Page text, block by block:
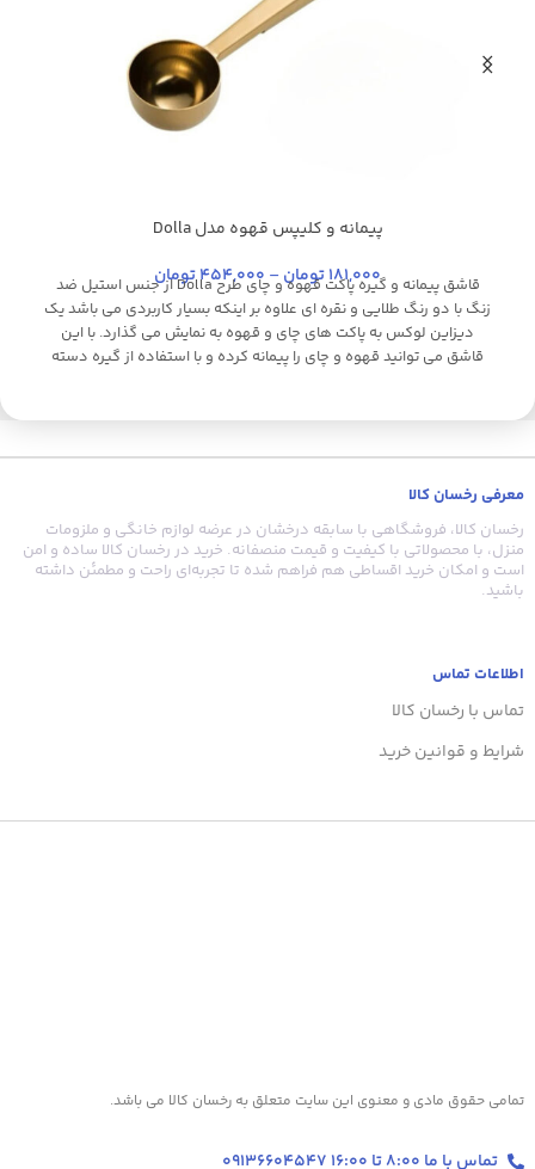
استیل طلایی طلایی براق کروم
پیمانه و کلیپس قهوه مدل Dolla
181,000تومان –
454,000تومانقاشق پیمانه و گیره پاکت قهوه و چای طرح Dolla از جنس استیل ضد
زنگ با دو رنگ طلایی و نقره ای علاوه بر اینکه بسیار کاربردی می باشد یک
دیزاین لوکس به پاکت های چای و قهوه به نمایش می گذارد. با این
قاشق می توانید قهوه و چای را پیمانه کرده و با استفاده از گیره دسته
معرفی رخسان کالا
رخسان کالا، فروشگاهی با سابقه درخشان در عرضه لوازم خانگی و ملزومات
منزل، با محصولاتی با کیفیت و قیمت منصفانه. خرید در رخسان کالا ساده و امن
است و امکان خرید اقساطی هم فراهم شده تا تجربه‌ای راحت و مطمئن داشته
باشید.
اطلاعات تماس
تماس با رخسان کالا
شرایط و قوانین خرید
تمامی حقوق مادی و معنوی این سایت متعلق به رخسان کالا می باشد.
تماس با ما 8:00 تا 16:00 09136604547